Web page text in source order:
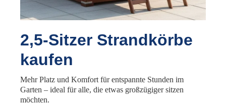
2,5-Sitzer Strandkörbe
kaufen
Mehr Platz und Komfort für entspannte Stunden im
Garten – ideal für alle, die etwas großzügiger sitzen
möchten.